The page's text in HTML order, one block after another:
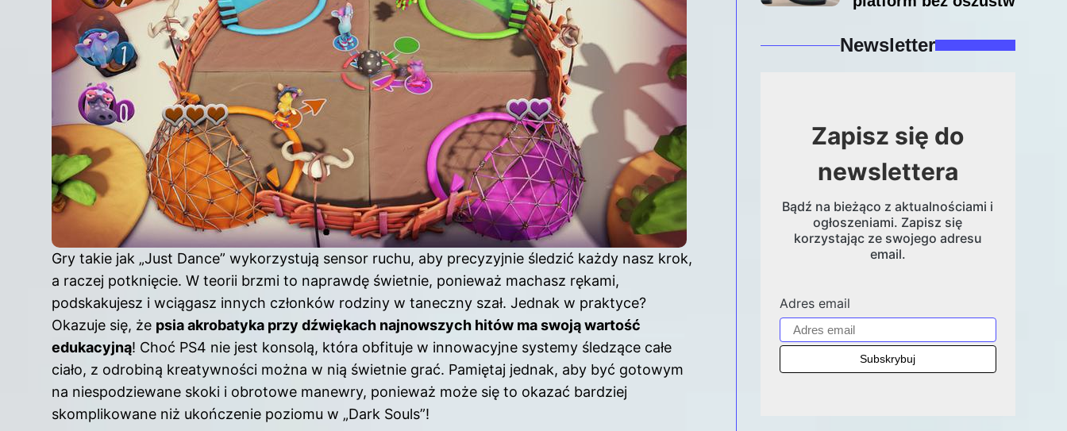
Gry takie jak „Just Dance” wykorzystują sensor ruchu, aby precyzyjnie śledzić każdy nasz krok,
a raczej potknięcie. W teorii brzmi to naprawdę świetnie, ponieważ machasz rękami,
podskakujesz i wciągasz innych członków rodziny w taneczny szał. Jednak w praktyce?
Okazuje się, że psia akrobatyka przy dźwiękach najnowszych hitów ma swoją wartość
edukacyjną! Choć PS4 nie jest konsolą, która obfituje w innowacyjne systemy śledzące całe
ciało, z odrobiną kreatywności można w nią świetnie grać. Pamiętaj jednak, aby być gotowym
na niespodziewane skoki i obrotowe manewry, ponieważ może się to okazać bardziej
skomplikowane niż ukończenie poziomu w „Dark Souls”!
Newsletter
Zapisz się do
newslettera
Bądź na bieżąco z aktualnościami i
ogłoszeniami. Zapisz się
korzystając ze swojego adresu
email.
Adres email